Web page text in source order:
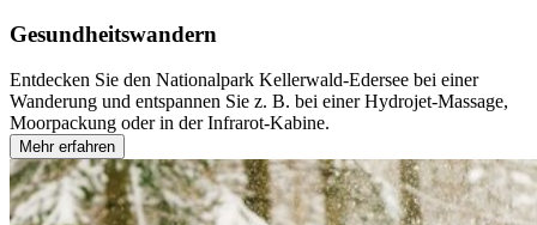
Gesundheitswandern
Entdecken Sie den Nationalpark Kellerwald-Edersee bei einer
Wanderung und entspannen Sie z. B. bei einer Hydrojet-Massage,
Moorpackung oder in der Infrarot-Kabine.
Mehr erfahren